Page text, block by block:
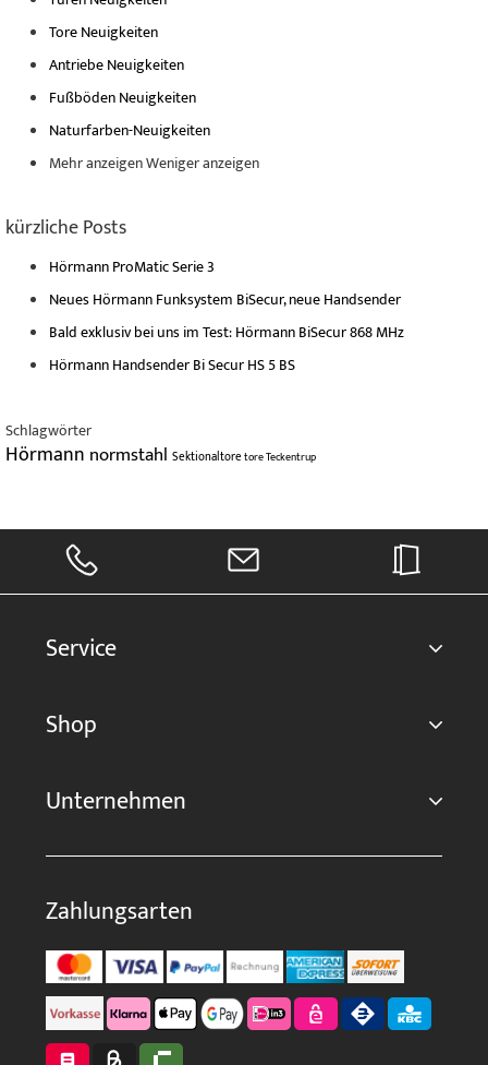
Tore Neuigkeiten
Antriebe Neuigkeiten
Fußböden Neuigkeiten
Naturfarben-Neuigkeiten
Mehr anzeigenWeniger anzeigen
kürzliche Posts
Hörmann ProMatic Serie 3
Neues Hörmann Funksystem BiSecur, neue Handsender
Bald exklusiv bei uns im Test: Hörmann BiSecur 868 MHz
Hörmann Handsender Bi Secur HS 5 BS
Schlagwörter
Hörmann normstahl SektionaltoretoreTeckentrup
Service
Shop
Unternehmen
Zahlungsarten